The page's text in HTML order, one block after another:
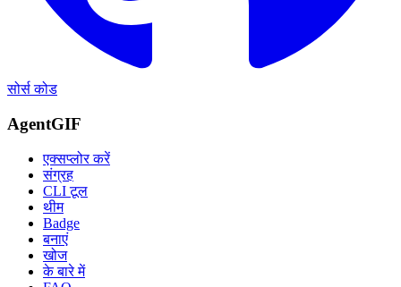
सोर्स कोड
AgentGIF
एक्सप्लोर करें
संग्रह
CLI टूल
थीम
Badge
बनाएं
खोज
के बारे में